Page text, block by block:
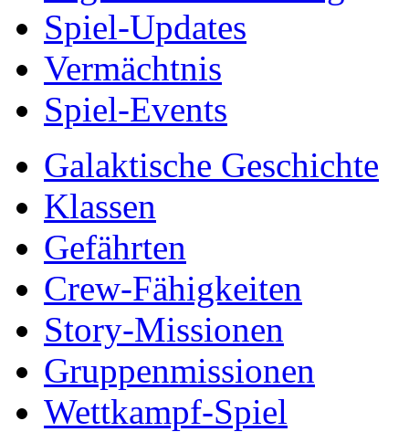
Spiel-Updates
Vermächtnis
Spiel-Events
Galaktische Geschichte
Klassen
Gefährten
Crew-Fähigkeiten
Story-Missionen
Gruppenmissionen
Wettkampf-Spiel